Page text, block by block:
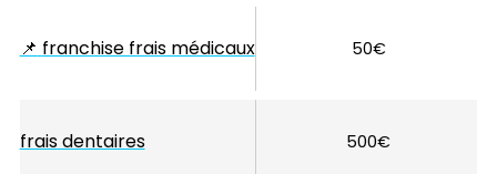
📌 franchise frais médicaux 50€
frais dentaires 500€